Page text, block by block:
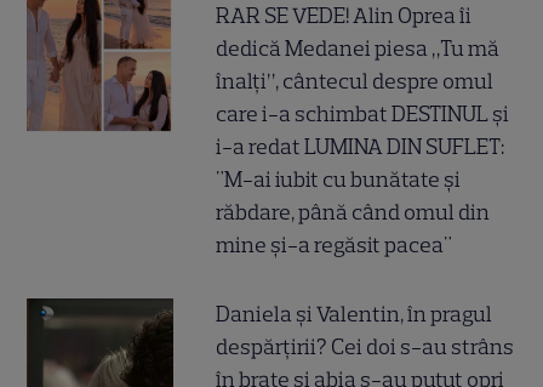
RAR SE VEDE! Alin Oprea îi
dedică Medanei piesa „Tu mă
înalți”, cântecul despre omul
care i-a schimbat DESTINUL și
i-a redat LUMINA DIN SUFLET:
"M-ai iubit cu bunătate și
răbdare, până când omul din
mine și-a regăsit pacea"
Daniela și Valentin, în pragul
despărțirii? Cei doi s-au strâns
în brațe și abia s-au putut opri